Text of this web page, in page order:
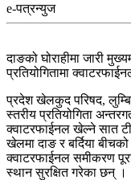
e-पत्रन्युज
दाङको घोराहीमा जारी
प्रतियोगितामा
प्रदेश खेलकुद परिषद,
स्तरीय प्रतियोगिता
क्वाटरफाईनल खेल्ने सात
खेलमा दाङ र बर्दिया
क्वाटरफाईनल समीकरण
स्थान सुरक्षित गरेका छन् ।